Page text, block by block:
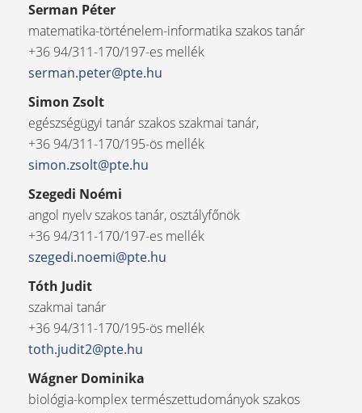
Serman Péter
matematika-történelem-informatika szakos tanár
+36 94/311-170/197-es mellék
serman.peter@pte.hu
Simon Zsolt
egészségügyi tanár szakos szakmai tanár,
+36 94/311-170/195-ös mellék
simon.zsolt@pte.hu
Szegedi Noémi
angol nyelv szakos tanár, osztályfőnök
+36 94/311-170/197-es mellék
szegedi.noemi@pte.hu
Tóth Judit
szakmai tanár
+36 94/311-170/195-ös mellék
toth.judit2@pte.hu
Wágner Dominika
biológia-komplex természettudományok szakos